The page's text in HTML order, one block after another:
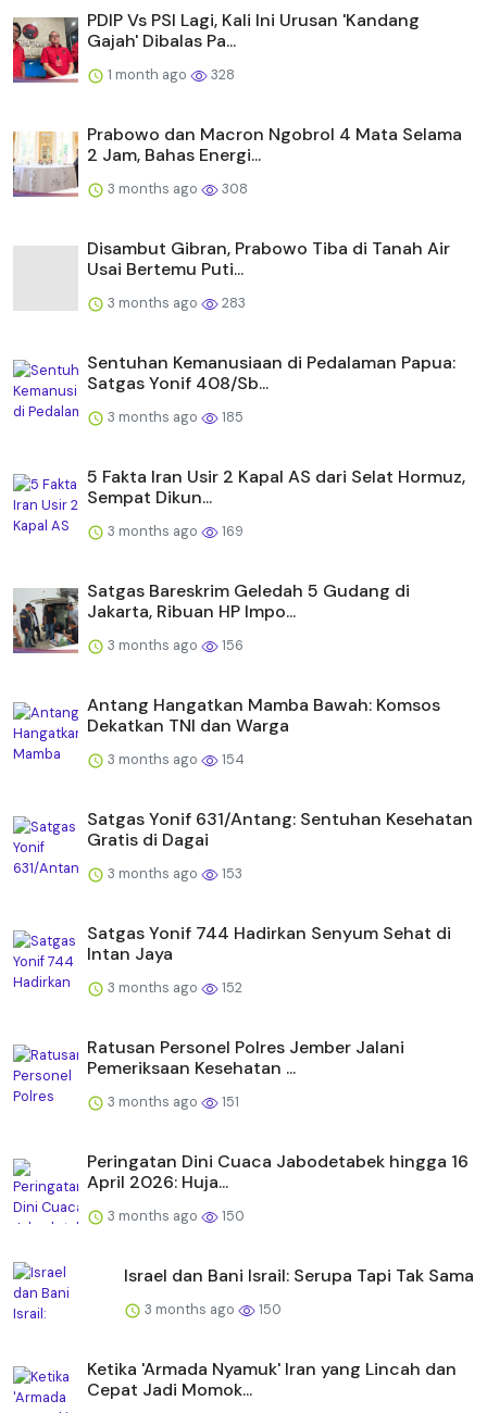
PDIP Vs PSI Lagi, Kali Ini Urusan 'Kandang
Gajah' Dibalas Pa...
1 month ago 328
Prabowo dan Macron Ngobrol 4 Mata Selama
2 Jam, Bahas Energi...
3 months ago 308
Disambut Gibran, Prabowo Tiba di Tanah Air
Usai Bertemu Puti...
3 months ago 283
Sentuhan Kemanusiaan di Pedalaman Papua:
Satgas Yonif 408/Sb...
3 months ago 185
5 Fakta Iran Usir 2 Kapal AS dari Selat Hormuz,
Sempat Dikun...
3 months ago 169
Satgas Bareskrim Geledah 5 Gudang di
Jakarta, Ribuan HP Impo...
3 months ago 156
Antang Hangatkan Mamba Bawah: Komsos
Dekatkan TNI dan Warga
3 months ago 154
Satgas Yonif 631/Antang: Sentuhan Kesehatan
Gratis di Dagai
3 months ago 153
Satgas Yonif 744 Hadirkan Senyum Sehat di
Intan Jaya
3 months ago 152
Ratusan Personel Polres Jember Jalani
Pemeriksaan Kesehatan ...
3 months ago 151
Peringatan Dini Cuaca Jabodetabek hingga 16
April 2026: Huja...
3 months ago 150
Israel dan Bani Israil: Serupa Tapi Tak Sama
3 months ago 150
Ketika 'Armada Nyamuk' Iran yang Lincah dan
Cepat Jadi Momok...